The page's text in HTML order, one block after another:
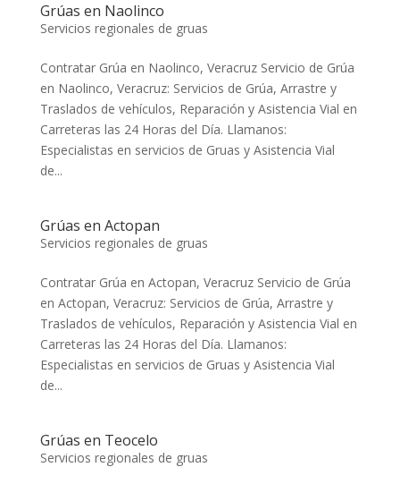
Grúas en Naolinco
Servicios regionales de gruas
Contratar Grúa en Naolinco, Veracruz Servicio de Grúa
en Naolinco, Veracruz: Servicios de Grúa, Arrastre y
Traslados de vehículos, Reparación y Asistencia Vial en
Carreteras las 24 Horas del Día. Llamanos:
Especialistas en servicios de Gruas y Asistencia Vial
de...
Grúas en Actopan
Servicios regionales de gruas
Contratar Grúa en Actopan, Veracruz Servicio de Grúa
en Actopan, Veracruz: Servicios de Grúa, Arrastre y
Traslados de vehículos, Reparación y Asistencia Vial en
Carreteras las 24 Horas del Día. Llamanos:
Especialistas en servicios de Gruas y Asistencia Vial
de...
Grúas en Teocelo
Servicios regionales de gruas